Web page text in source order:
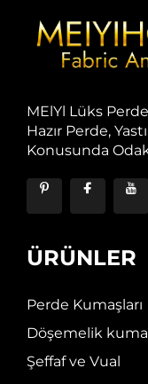
MElYl Lüks
Hazır Perde,
Konusunda
ÜRÜNLER
Perde Kumaşları
Döşemelik
Şeffaf ve Vual